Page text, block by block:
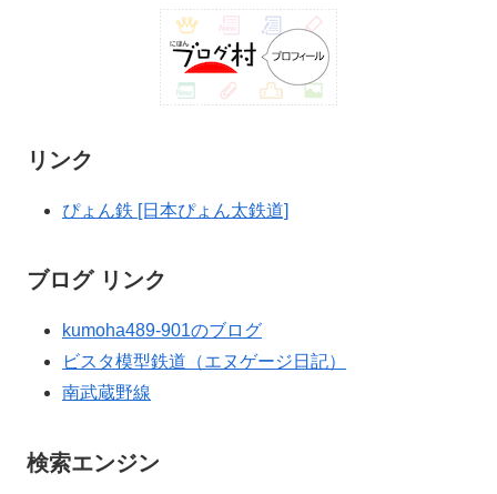
リンク
ぴょん鉄 [日本ぴょん太鉄道]
ブログ リンク
kumoha489-901のブログ
ビスタ模型鉄道（エヌゲージ日記）
南武蔵野線
検索エンジン